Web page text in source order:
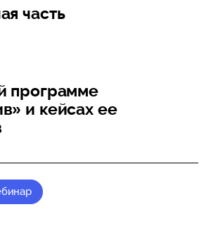
часть
программе
и кейсах ее